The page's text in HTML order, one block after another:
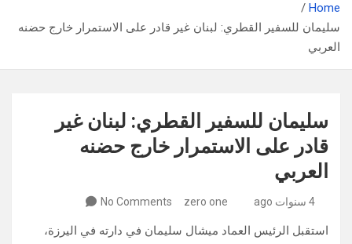
Home
سليمان للسفير القطري: لبنان غير قادر على الاستمرار خارج حضنه
العربي
سليمان للسفير القطري: لبنان غير
قادر على الاستمرار خارج حضنه
العربي
4 سنوات ago zero one
No Comments
استقبل الرئيس العماد ميشال سليمان في دارته في اليرزة،